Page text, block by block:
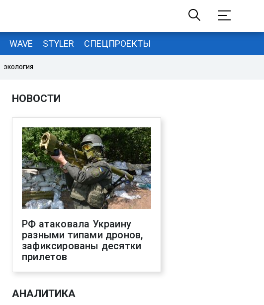
WAVE STYLER СПЕЦПРОЕКТЫ
ЭКОЛОГИЯ
НОВОСТИ
РФ атаковала Украину
разными типами дронов,
зафиксированы десятки
прилетов
АНАЛИТИКА